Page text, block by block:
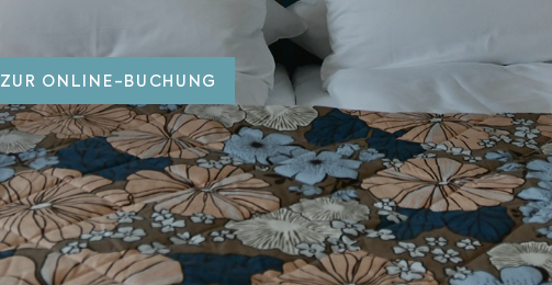
ZUR ONLINE-BUCHUNG